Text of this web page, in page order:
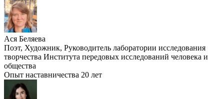
Ася Беляева
Поэт, Художник, Руководитель лаборатории исследования
творчества Института передовых исследований человека и
общества
Опыт наставничества 20 лет